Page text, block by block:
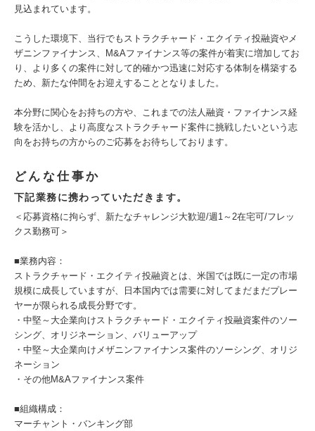
見込まれています。
こうした環境下、当行でもストラクチャード・エクイティ投融資やメ
ザニンファイナンス、M&Aファイナンス等の案件が着実に増加してお
り、より多くの案件に対して的確かつ迅速に対応する体制を構築する
ため、新たな仲間をお迎えすることとなりました。
本分野に関心をお持ちの方や、これまでの法人融資・ファイナンス経
験を活かし、より高度なストラクチャード案件に挑戦したいという志
向をお持ちの方からのご応募をお待ちしております。
どんな仕事か
下記業務に携わっていただきます。
＜応募資格に拘らず、新たなチャレンジ大歓迎/週1～2在宅可/フレッ
クス勤務可＞
■業務内容：
ストラクチャード・エクイティ投融資とは、米国では既に一定の市場
規模に成長していますが、日本国内では需要に対してまだまだプレー
ヤーが限られる成長分野です。
・中堅～大企業向けストラクチャード・エクイティ投融資案件のソー
シング、オリジネーション、バリューアップ
・中堅～大企業向けメザニンファイナンス案件のソーシング、オリジ
ネーション
・その他M&Aファイナンス案件
■組織構成：
マーチャント・バンキング部